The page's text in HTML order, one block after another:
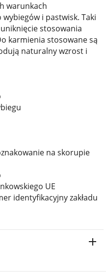
warunkach
i pastwisk. Taki
stosowania
karmienia stosowane są
naturalny wzrost i
na skorupie
UE
identyfikacyjny zakładu